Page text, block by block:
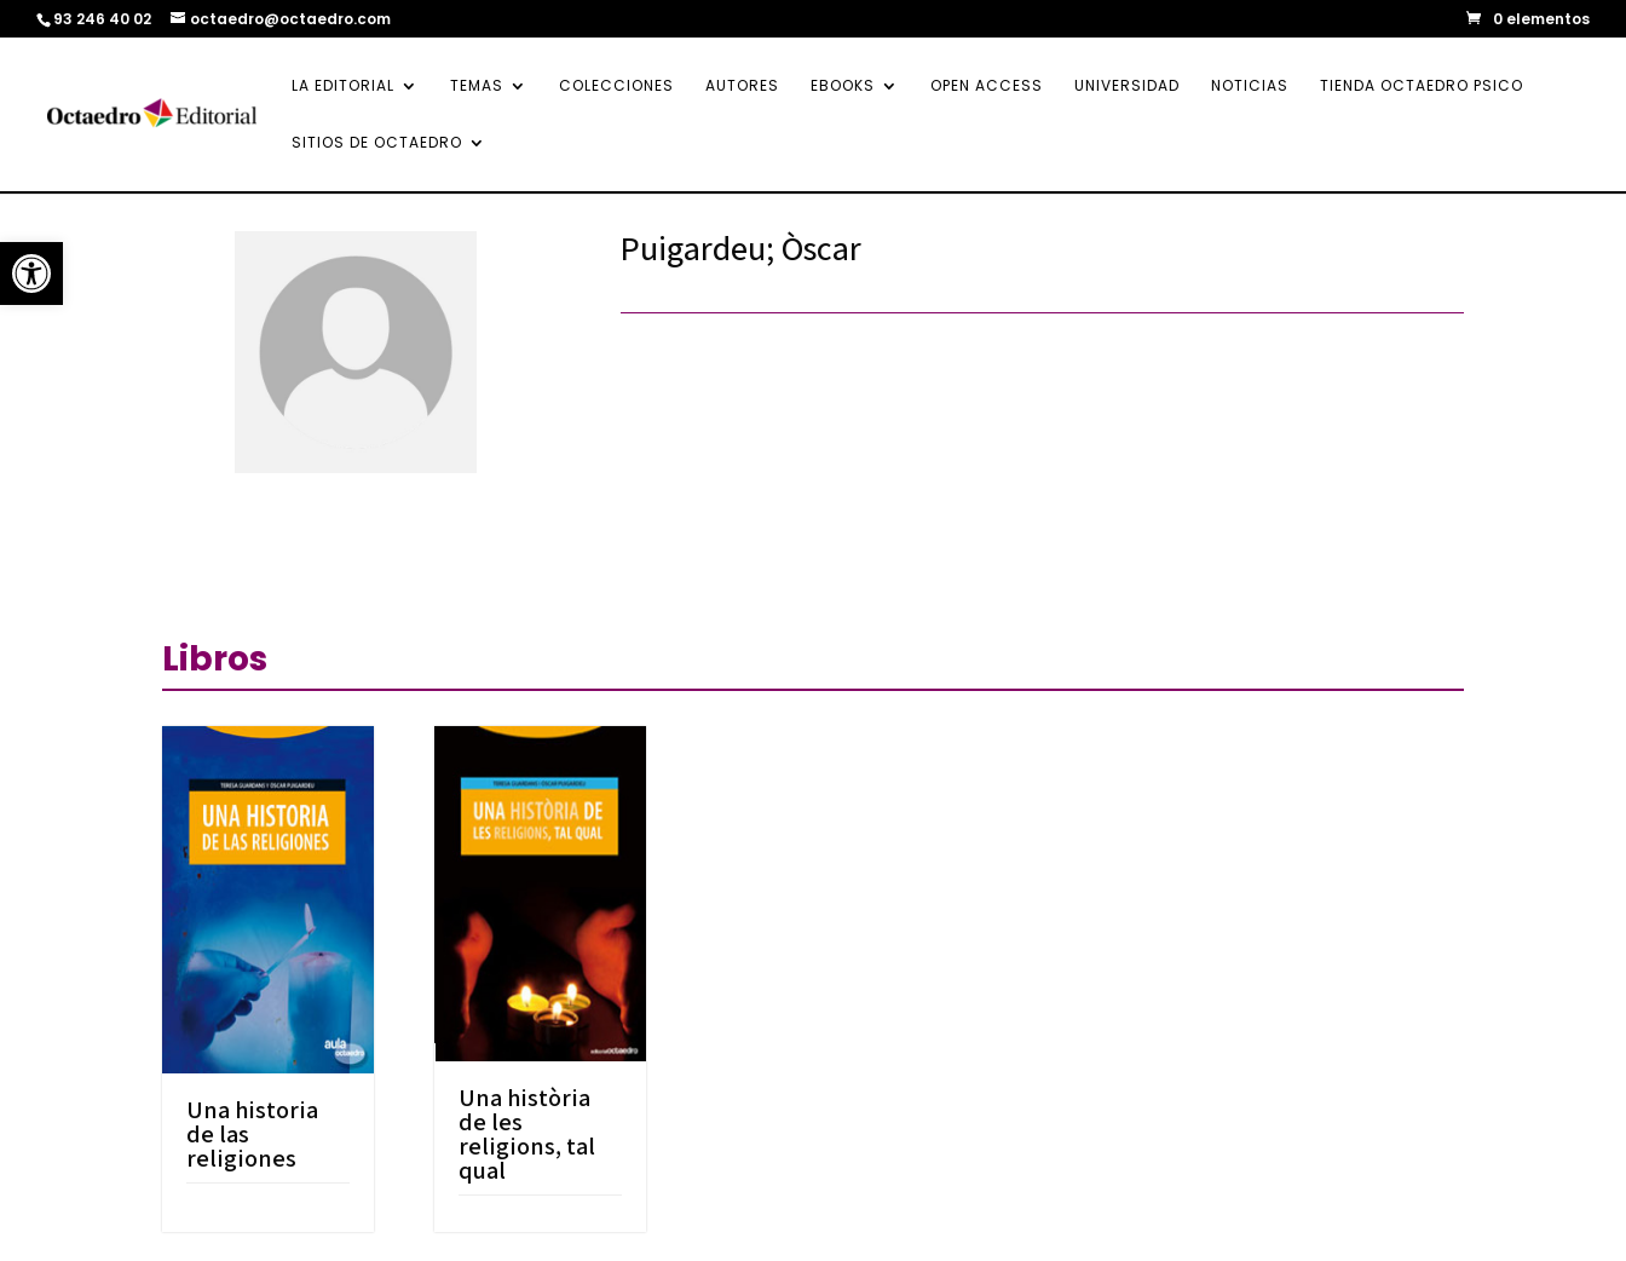
Abrir barra de herramientas
93 246 40 02 octaedro@octaedro.com 0 elementos
LA EDITORIAL TEMAS COLECCIONES AUTORES EBOOKS OPEN ACCESS UNIVERSIDAD NOTICIAS TIENDA OCTAEDRO PSICO
SITIOS DE OCTAEDRO
Puigardeu; Òscar
Libros
Una historia
de las
religiones
Una història
de les
religions, tal
qual